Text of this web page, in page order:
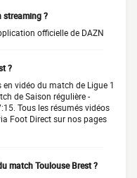
streaming ?
officielle de DAZN
?
vidéo du match de Ligue 1
de Saison régulière -
Tous les résumés vidéos
Foot Direct sur nos pages
match Toulouse Brest ?